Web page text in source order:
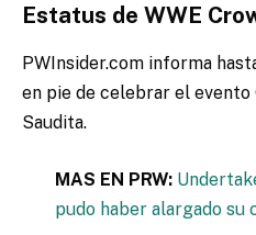
Estatus de WWE
PWInsider.com informa
en pie de celebrar el evento
Saudita.
MAS EN PRW:
pudo haber alargado su